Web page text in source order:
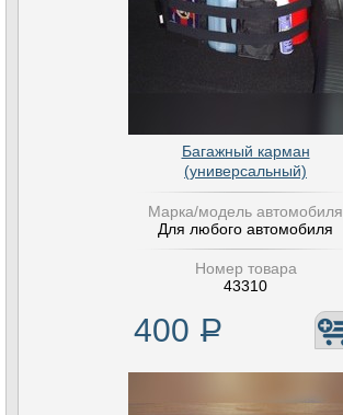
Багажный карман
(универсальный)
Марка/модель автомобиля
Для любого автомобиля
Номер товара
43310
400 Р